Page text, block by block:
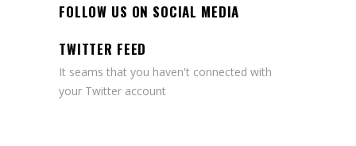
FOLLOW US ON SOCIAL MEDIA
TWITTER FEED
It seams that you haven't connected with
your Twitter account